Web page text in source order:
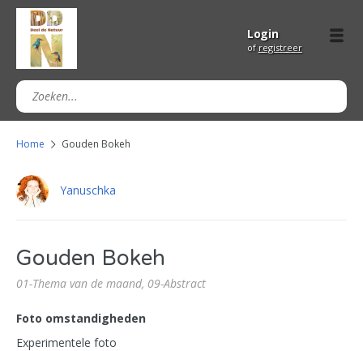
Login
of registreer
Home Gouden Bokeh
Yanuschka
Gouden Bokeh
01-Thema van de maand, 09-Abstract
Foto omstandigheden
Experimentele foto